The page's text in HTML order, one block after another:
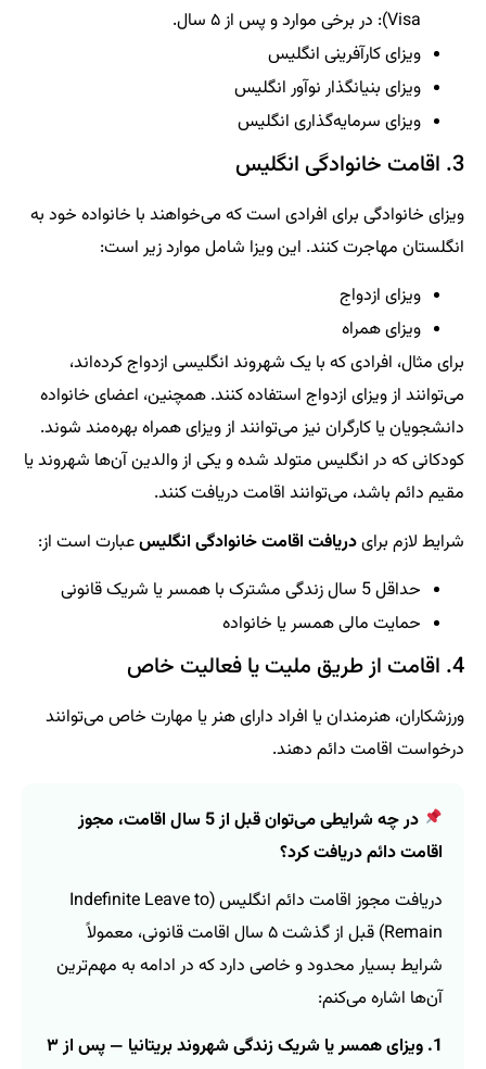
Visa): در برخی موارد و پس از ۵ سال.
ویزای کارآفرینی انگلیس
ویزای بنیانگذار نوآور انگلیس
ویزای سرمایه‌گذاری انگلیس
3. اقامت خانوادگی انگلیس
ویزای خانوادگی برای افرادی است که می‌خواهند با خانواده خود به
انگلستان مهاجرت کنند. این ویزا شامل موارد زیر است:
ویزای ازدواج
ویزای همراه
برای مثال، افرادی که با یک شهروند انگلیسی ازدواج کرده‌اند،
می‌توانند از ویزای ازدواج استفاده کنند. همچنین، اعضای خانواده
دانشجویان یا کارگران نیز می‌توانند از ویزای همراه بهره‌مند شوند.
کودکانی که در انگلیس متولد شده و یکی از والدین آن‌ها شهروند یا
مقیم دائم باشد، می‌توانند اقامت دریافت کنند.
شرایط لازم برایدریافت اقامت خانوادگی انگلیسعبارت است از:
حداقل 5 سال زندگی مشترک با همسر یا شریک قانونی
حمایت مالی همسر یا خانواده
4. اقامت از طریق ملیت یا فعالیت خاص
ورزشکاران، هنرمندان یا افراد دارای هنر یا مهارت خاص می‌توانند
درخواست اقامت دائم دهند.
در چه شرایطی می‌توان قبل از 5 سال اقامت، مجوز
اقامت دائم دریافت کرد؟
دریافت مجوز اقامت دائم انگلیس (Indefinite Leave to
Remain) قبل از گذشت ۵ سال اقامت قانونی، معمولاً
شرایط بسیار محدود و خاصی دارد که در ادامه به مهم‌ترین
آن‌ها اشاره می‌کنم:
1. ویزای همسر یا شریک زندگی شهروند بریتانیا — پس از ۳